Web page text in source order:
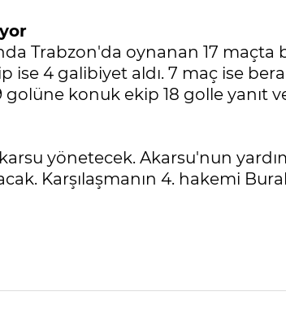
Trabzon'da oynanan 17
ise 4 galibiyet aldı. 7 maç ise
konuk ekip 18 golle yanıt
yönetecek. Akarsu'nun
Karşılaşmanın 4. hakemi